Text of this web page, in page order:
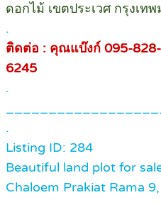
ดอกไม้ เขตประเวศ กรุงเท
.
ติดต่อ : คุณแบ๊งก์ 095-
6245
.
.
Listing ID: 284
Beautiful land plot for
Chaloem Prakiat Rama